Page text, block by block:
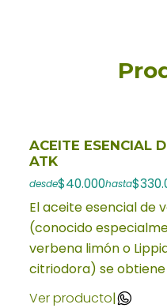
ACEITE ESENCIAL
ATK
desde$40.000hasta
El aceite esencial de
(conocido
verbena limón o
citriodora) se obtiene
Ver producto|